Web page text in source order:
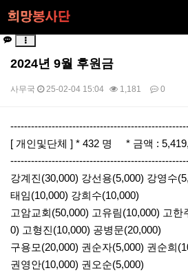
2024년 9월 후원금
사무국 25-02-04 15:04 1,181 0
[ 개인및단체 ] * 432 명 * 금액 :
강계진(30,000) 강선용(5,000) 강영수
태임(10,000) 강희수(10,000)
고암교회(50,000) 고유림(10,000) 고한
0) 고형진(10,000) 공병문(20,000)
구용모(20,000) 권순자(5,000) 권순희
권영안(10,000) 권오순(5,000)